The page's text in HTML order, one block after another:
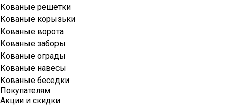
Кованые решетки
Кованые корызьки
Кованые ворота
Кованые заборы
Кованые ограды
Кованые навесы
Кованые беседки
Покупателям
Акции и скидки